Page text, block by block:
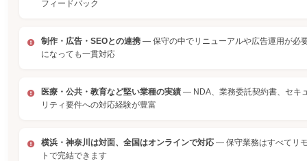
フィードバック
制作・広告・SEOとの連携 — 保守の中でリニューアルや広告運用が必
になっても一貫対応
医療・公共・教育など堅い業種の実績 — NDA、業務委託契約書、セキ
リティ要件への対応経験が豊富
横浜・神奈川は対面、全国はオンラインで対応 — 保守業務はすべてリ
トで完結できます